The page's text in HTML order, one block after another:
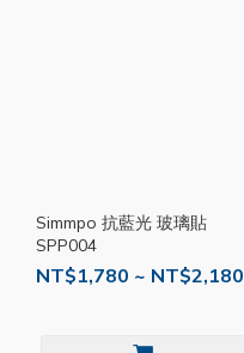
Simmpo 抗藍光 玻璃貼
SPP004
NT$1,780 ~ NT$2,180